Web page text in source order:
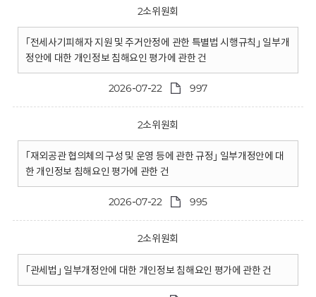
2소위원회
｢전세사기피해자 지원 및 주거안정에 관한 특별법 시행규칙｣ 일부개
정안에 대한 개인정보 침해요인 평가에 관한 건
2026-07-22 997
2소위원회
｢재외공관 협의체의 구성 및 운영 등에 관한 규정｣ 일부개정안에 대
한 개인정보 침해요인 평가에 관한 건
2026-07-22 995
2소위원회
｢관세법｣ 일부개정안에 대한 개인정보 침해요인 평가에 관한 건